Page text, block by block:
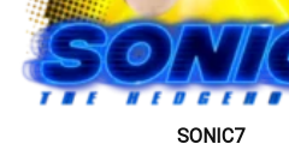
SONIC7